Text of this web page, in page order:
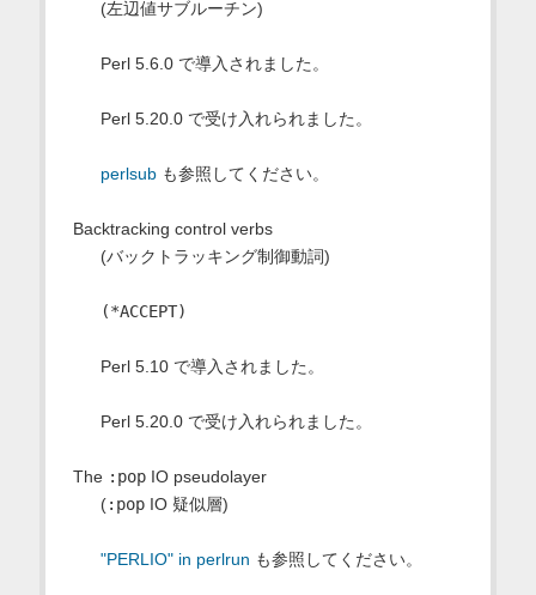
(左辺値サブルーチン)
Perl 5.6.0 で導入されました。
Perl 5.20.0 で受け入れられました。
perlsubも参照してください。
Backtracking control verbs
(バックトラッキング制御動詞)
(*ACCEPT)
Perl 5.10 で導入されました。
Perl 5.20.0 で受け入れられました。
The :popIO pseudolayer
(:popIO 疑似層)
"PERLIO" in perlrun も参照してください。